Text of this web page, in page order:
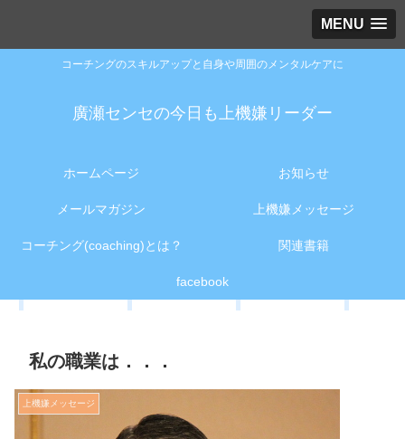
MENU
コーチングのスキルアップと自身や周囲のメンタルケアに
廣瀬センセの今日も上機嫌リーダー
ホームページ お知らせ
メールマガジン 上機嫌メッセージ
コーチング(coaching)とは？ 関連書籍
facebook
私の職業は．．．
上機嫌メッセージ